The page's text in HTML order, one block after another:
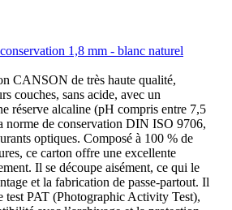
1,8 mm - blanc naturel
CANSON de très haute qualité,
couches, sans acide, avec un
réserve alcaline (pH compris entre 7,5
norme de conservation DIN ISO 9706,
optiques. Composé à 100 % de
ce carton offre une excellente
Il se découpe aisément, ce qui le
et la fabrication de passe-partout. Il
test PAT (Photographic Activity Test),